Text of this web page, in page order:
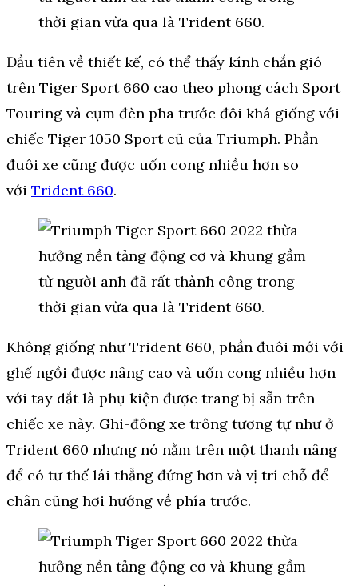
Đầu tiên về thiết kế, có thể thấy kính chắn gió
trên Tiger Sport 660 cao theo phong cách Sport
Touring và cụm đèn pha trước đôi khá giống với
chiếc Tiger 1050 Sport cũ của Triumph. Phần
đuôi xe cũng được uốn cong nhiều hơn so
với Trident 660.
Không giống như Trident 660, phần đuôi mới với
ghế ngồi được nâng cao và uốn cong nhiều hơn
với tay dắt là phụ kiện được trang bị sẵn trên
chiếc xe này. Ghi-đông xe trông tương tự như ở
Trident 660 nhưng nó nằm trên một thanh nâng
để có tư thế lái thẳng đứng hơn và vị trí chỗ để
chân cũng hơi hướng về phía trước.